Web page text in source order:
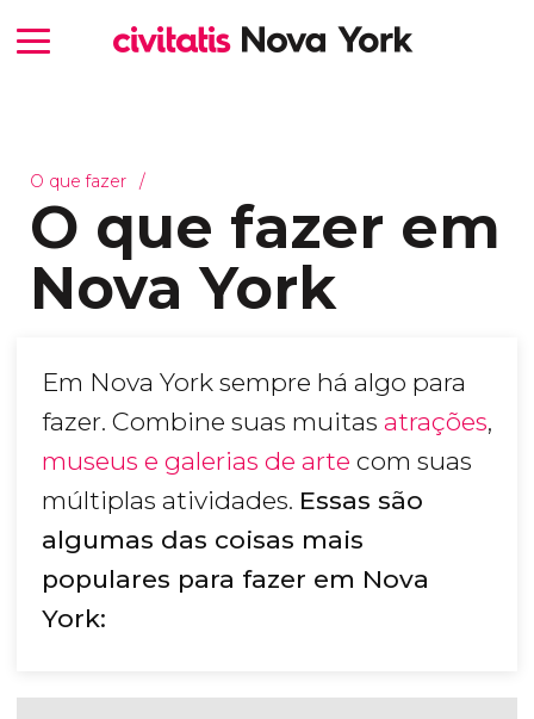
O que fazer
O que fazer em
Nova York
Em Nova York sempre há algo para
fazer. Combine suas muitas atrações,
museus e galerias de arte com suas
múltiplas atividades. Essas são
algumas das coisas mais
populares para fazer em Nova
York: